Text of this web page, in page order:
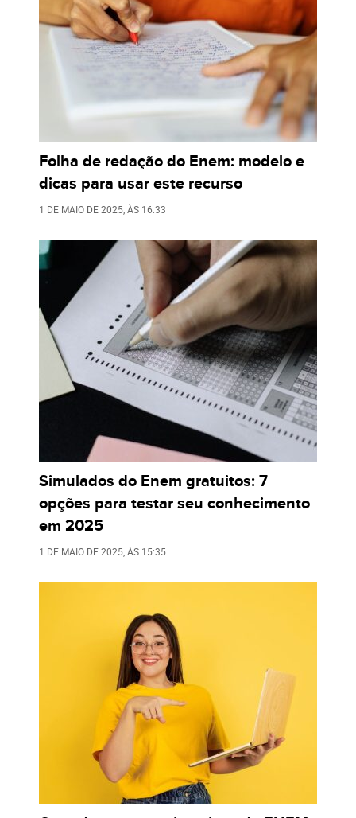
Folha de redação do Enem: modelo e
dicas para usar este recurso
1 DE MAIO DE 2025 , ÀS 16:33
Simulados do Enem gratuitos: 7
opções para testar seu conhecimento
em 2025
1 DE MAIO DE 2025 , ÀS 15:35